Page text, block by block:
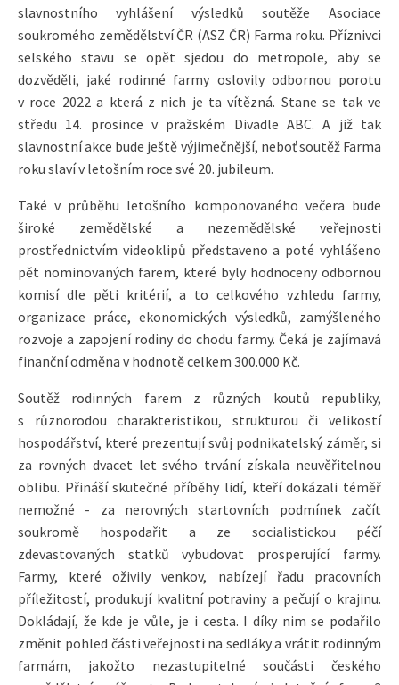
slavnostního vyhlášení výsledků soutěže Asociace
soukromého zemědělství ČR (ASZ ČR) Farma roku. Příznivci
selského stavu se opět sjedou do metropole, aby se
dozvěděli, jaké rodinné farmy oslovily odbornou porotu
v roce 2022 a která z nich je ta vítězná. Stane se tak ve
středu 14. prosince v pražském Divadle ABC. A již tak
slavnostní akce bude ještě výjimečnější, neboť soutěž Farma
roku slaví v letošním roce své 20. jubileum.
Také v průběhu letošního komponovaného večera bude
široké zemědělské a nezemědělské veřejnosti
prostřednictvím videoklipů představeno a poté vyhlášeno
pět nominovaných farem, které byly hodnoceny odbornou
komisí dle pěti kritérií, a to celkového vzhledu farmy,
organizace práce, ekonomických výsledků, zamýšleného
rozvoje a zapojení rodiny do chodu farmy. Čeká je zajímavá
finanční odměna v hodnotě celkem 300.000 Kč.
Soutěž rodinných farem z různých koutů republiky,
s různorodou charakteristikou, strukturou či velikostí
hospodářství, které prezentují svůj podnikatelský záměr, si
za rovných dvacet let svého trvání získala neuvěřitelnou
oblibu. Přináší skutečné příběhy lidí, kteří dokázali téměř
nemožné - za nerovných startovních podmínek začít
soukromě hospodařit a ze socialistickou péčí
zdevastovaných statků vybudovat prosperující farmy.
Farmy, které oživily venkov, nabízejí řadu pracovních
příležitostí, produkují kvalitní potraviny a pečují o krajinu.
Dokládají, že kde je vůle, je i cesta. I díky nim se podařilo
změnit pohled části veřejnosti na sedláky a vrátit rodinným
farmám, jakožto nezastupitelné součásti českého